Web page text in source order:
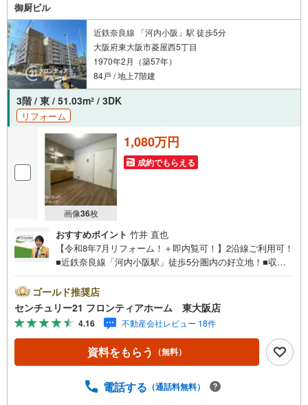
御厨ビル
近鉄奈良線 「河内小阪」駅 徒歩5分
大阪府東大阪市菱屋西5丁目
1970年2月（築57年）
84戸 / 地上7階建
3階 / 東 / 51.03m2 / 3DK
リフォーム
画像36枚
1,080万円
成約でもらえる
おすすめポイント 竹井 直也
【令和8年7月リフォーム！＋即内覧可！】2沿線ご利用可！
■近鉄奈良線「河内小阪駅」徒歩5分圏内の好立地！■収納
好な3DKの住まい 特徴・和室が3室あり落ち着きのある住
空間が広がります・エレベーター完備で上階への移動もス
ムーズです・管理人日勤のため管理体制も良好です リフォ
ーム内容・全室クロス貼替・洗面台新調・給湯機新調・浴
槽新調・TVモニターホン新調・畳表替え・ふすま貼替・ハ
ウスクリーニング 立地・東大阪市立高井田東小学校まで徒
ばれる理由 1.お金の扱い方のプロ、ファイナンシャルプラ
ゴールド推奨店
センチュリー21 フロンティアホーム 東大阪店
4.16 不動産会社レビュー 18件
資料をもらう （無料）
電話する （通話料無料）